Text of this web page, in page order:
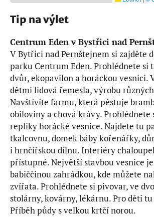
Tip na výlet
Centrum Eden v Bystřici nad
V Bytřici nad Pernštejnem si zajděte
parku Centrum Eden. Prohlédnete si
dvůr, ekopavilon a horáckou vesnici.
dětmi lidová řemesla, výrobu
Navštívíte farmu, která pěstuje
obiloviny a chová krávy. Prohlédnete
repliky horácké vesnice. Najdete tu
tkalcovnu, domek báby kořenářky,
i hrnčířskou dílnu. Interiéry
přístupné. Největší stavbou vesnice
babiččinou zahrádkou, kde můžete
zvířata. Prohlédnete si pivovar, ve
stolárny, kovárny, lékárnu. Pro děti
Příběh půdy s velkou krtčí norou.